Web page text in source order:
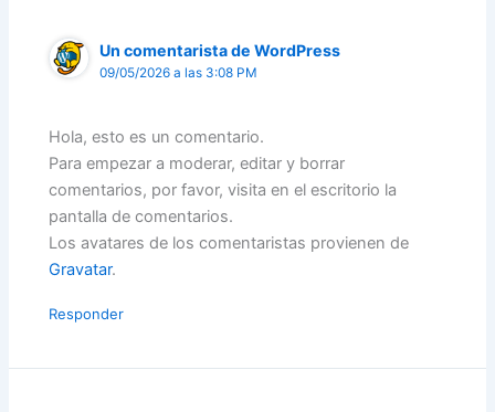
Un comentarista de WordPress
09/05/2026 a las 3:08 PM
Hola, esto es un comentario.
Para empezar a moderar, editar y borrar
comentarios, por favor, visita en el escritorio la
pantalla de comentarios.
Los avatares de los comentaristas provienen de
Gravatar.
Responder